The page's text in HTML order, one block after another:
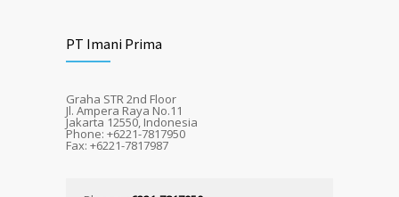
PT Imani Prima
Graha STR 2nd Floor
Jl. Ampera Raya No.11
Jakarta 12550, Indonesia
Phone: +6221-7817950
Fax: +6221-7817987